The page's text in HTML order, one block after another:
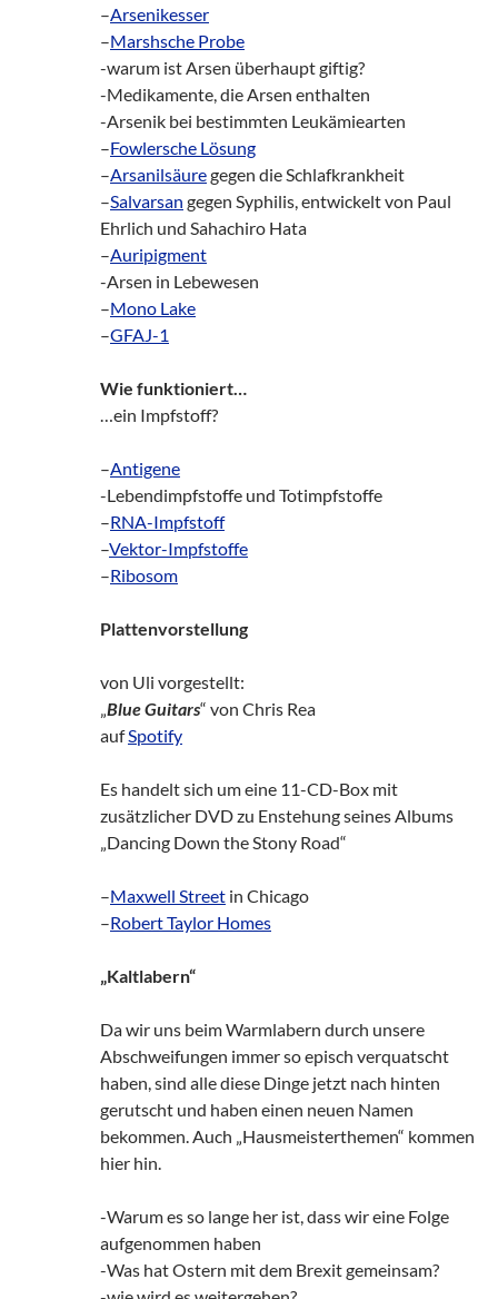
–Arsenikesser
–Marshsche Probe
-warum ist Arsen überhaupt giftig?
-Medikamente, die Arsen enthalten
-Arsenik bei bestimmten Leukämiearten
–Fowlersche Lösung
–Arsanilsäuregegen die Schlafkrankheit
–Salvarsan gegen Syphilis, entwickelt von Paul
Ehrlich und Sahachiro Hata
–Auripigment
-Arsen in Lebewesen
–Mono Lake
–GFAJ-1
Wie funktioniert…
…ein Impfstoff?
–Antigene
-Lebendimpfstoffe und Totimpfstoffe
–RNA-Impfstoff
–Vektor-Impfstoffe
–Ribosom
Plattenvorstellung
von Uli vorgestellt:
„Blue Guitars“ von Chris Rea
aufSpotify
Es handelt sich um eine 11-CD-Box mit
zusätzlicher DVD zu Enstehung seines Albums
„Dancing Down the Stony Road“
–Maxwell Street in Chicago
–Robert Taylor Homes
„Kaltlabern“
Da wir uns beim Warmlabern durch unsere
Abschweifungen immer so episch verquatscht
haben, sind alle diese Dinge jetzt nach hinten
gerutscht und haben einen neuen Namen
bekommen. Auch „Hausmeisterthemen“ kommen
hier hin.
-Warum es so lange her ist, dass wir eine Folge
aufgenommen haben
-Was hat Ostern mit dem Brexit gemeinsam?